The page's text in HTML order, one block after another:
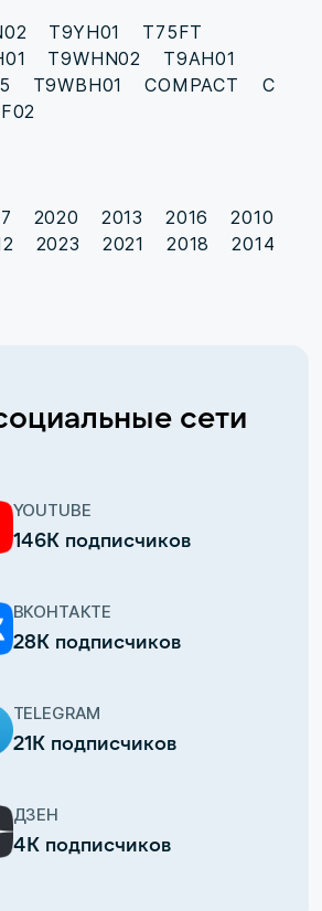
T9YH01
T75FT
T9WHN02
T9AH01
T9WBH01
COMPACT C
2020 2013 2016
2010
2023 2021 2018 2014
сети
YOUTUBE
146К подписчиков
ВКОНТАКТЕ
28К подписчиков
TELEGRAM
21К подписчиков
ДЗЕН
4К подписчиков